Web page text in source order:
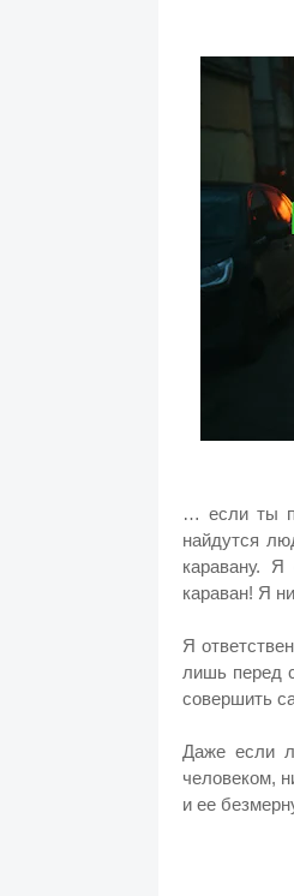
… если ты
найдутся
каравану.
караван! Я
Я
лишь перед
совершить
Даже если
человеком,
и ее